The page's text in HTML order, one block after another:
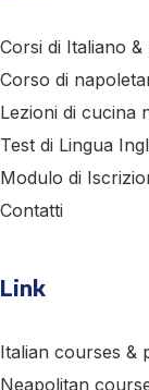
Corsi di Italiano &
Corso di
Lezioni di cucina
Test di Lingua
Modulo di
Contatti
Link
Italian courses &
Neapolitan